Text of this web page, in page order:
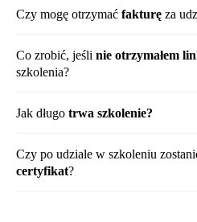
Czy mogę otrzymać fakturę za
Co zrobić, jeśli nie otrzymałem
szkolenia?
Jak długo trwa szkolenie?
Czy po udziale w szkoleniu
certyfikat?